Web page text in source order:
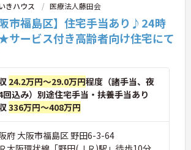
きハウス 医療法人藤田会
阪市福島区】住宅手当あり♪24時
サービス付き高齢者向け住宅にて
24.2万円～29.0万円程度（諸手当、夜
回込み）別途住宅手当・扶養手当あり
336万円～408万円
府 大阪市福島区 野田6-3-64